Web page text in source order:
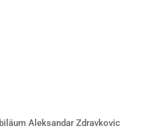
Aleksandar Zdravkovic